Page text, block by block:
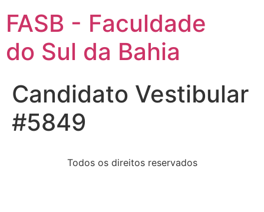
FASB - Faculdade
do Sul da Bahia
Candidato Vestibular
#5849
Todos os direitos reservados